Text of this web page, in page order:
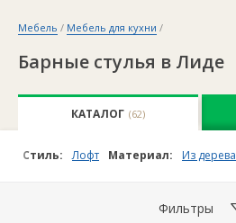
Мебель / Мебель для кухни /
Барные стулья в Лиде
КАТАЛОГ (62)
Стиль: Лофт Материал: Из дерева
Фильтры